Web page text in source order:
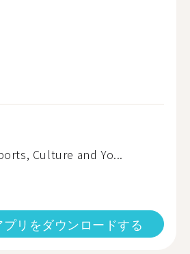
Culture and Yo...
プリをダウンロードする